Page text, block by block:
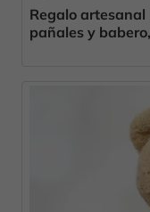
Regalo
pañales y